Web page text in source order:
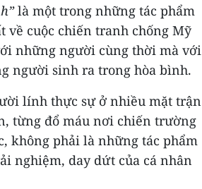
là một trong những tác phẩm
về cuộc chiến tranh chống Mỹ
những người cùng thời mà với
người sinh ra trong hòa bình.
lính thực sự ở nhiều mặt trận
từng đổ máu nơi chiến trường
không phải là những tác phẩm
nghiệm, day dứt của cá nhân